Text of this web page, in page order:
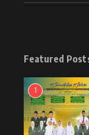
Featured
1